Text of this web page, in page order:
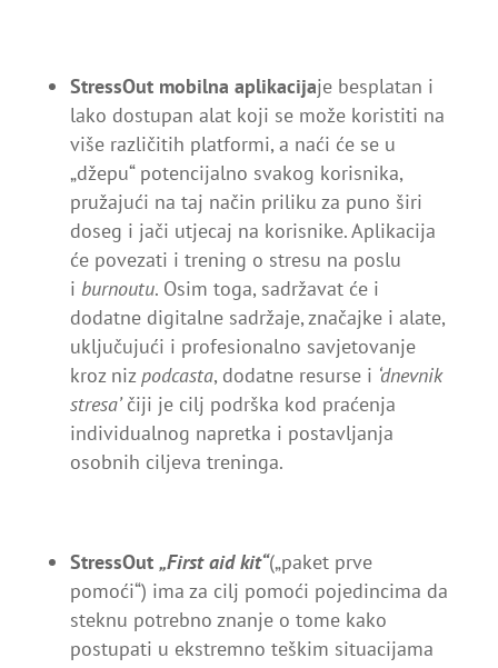
StressOut mobilna aplikacijaje besplatan i
lako dostupan alat koji se može koristiti na
više različitih platformi, a naći će se u
„džepu“ potencijalno svakog korisnika,
pružajući na taj način priliku za puno širi
doseg i jači utjecaj na korisnike. Aplikacija
će povezati i trening o stresu na poslu
i burnoutu. Osim toga, sadržavat će i
dodatne digitalne sadržaje, značajke i alate,
uključujući i profesionalno savjetovanje
kroz nizpodcasta, dodatne resurse i ‘dnevnik
stresa’čiji je cilj podrška kod praćenja
individualnog napretka i postavljanja
osobnih ciljeva treninga.
StressOut „First aid kit“(„paket prve
pomoći“) ima za cilj pomoći pojedincima da
steknu potrebno znanje o tome kako
postupati u ekstremno teškim situacijama